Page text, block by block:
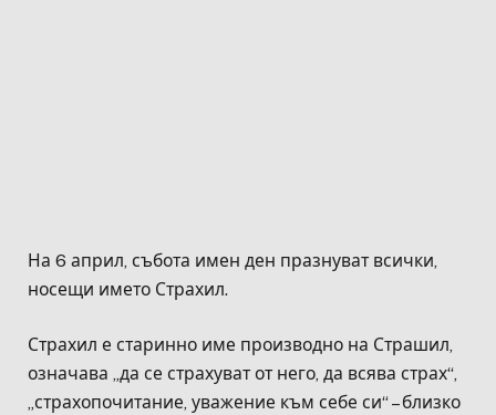
На 6 април, събота имен ден празнуват всички,
носещи името Страхил.
Страхил е старинно име производно на Страшил,
означава „да се страхуват от него, да всява страх“,
„страхопочитание, уважение към себе си“ – близко